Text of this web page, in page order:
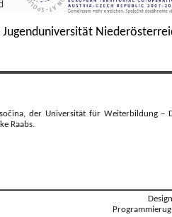
der Universität für Weiterbildung –
Raabs.